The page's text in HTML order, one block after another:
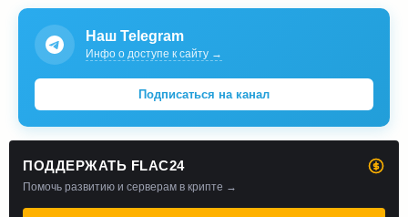
Наш Telegram
Инфо о доступе к сайту →
Подписаться на канал
ПОДДЕРЖАТЬ FLAC24
Помочь развитию и серверам в крипте →